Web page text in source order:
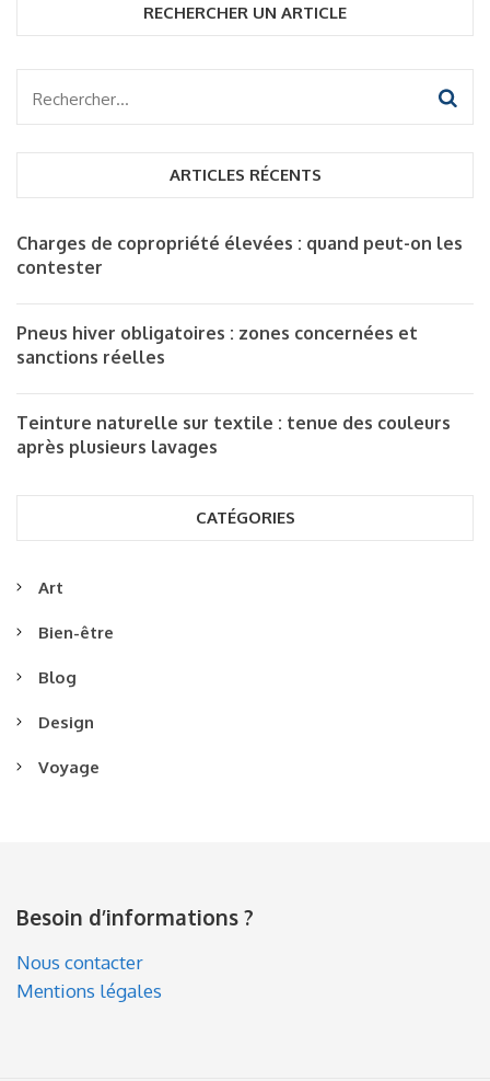
RECHERCHER UN ARTICLE
Rechercher :
ARTICLES RÉCENTS
Charges de copropriété élevées : quand peut-on les
contester
Pneus hiver obligatoires : zones concernées et
sanctions réelles
Teinture naturelle sur textile : tenue des couleurs
après plusieurs lavages
CATÉGORIES
Art
Bien-être
Blog
Design
Voyage
Besoin d’informations ?
Nous contacter
Mentions légales